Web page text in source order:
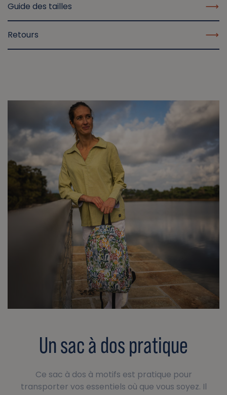
Guide des tailles
Retours
Un sac à dos pratique
Ce sac à dos à motifs est pratique pour
transporter vos essentiels où que vous soyez. Il